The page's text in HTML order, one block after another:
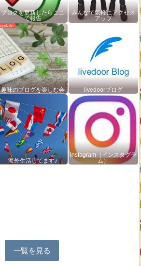
ブログを更新したらここ
で報告
みんなで気軽にアクセス
アップ
趣味のブログを楽しむ会 livedoorブログ
海外生活してます♪
Instagram（インスタグラ
ム）
一覧を見る